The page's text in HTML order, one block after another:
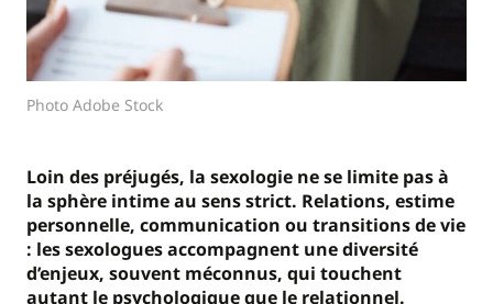
Photo Adobe Stock
Loin des préjugés, la sexologie ne se limite pas à
la sphère intime au sens strict. Relations, estime
personnelle, communication ou transitions de vie
: les sexologues accompagnent une diversité
d’enjeux, souvent méconnus, qui touchent
autant le psychologique que le relationnel.